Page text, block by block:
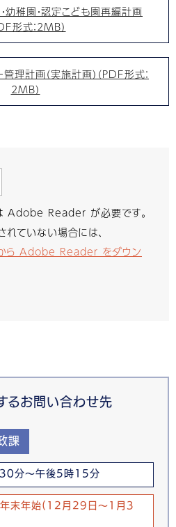
幼稚園・認定こども園再編計画
形式：2MB）
理計画（実施計画）（PDF形式：
2MB）
Adobe Reader が必要です。
れていない場合には、
ら Adobe Reader をダウン
るお問い合わせ先
課
分～午後5時15分
年末年始(12月29日～1月3